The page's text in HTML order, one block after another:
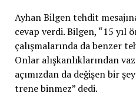
Ayhan Bilgen tehdit
cevap verdi. Bilgen, “15 yıl
çalışmalarında da benzer
Onlar alışkanlıklarından
açımızdan da değişen bir
trene binmez” dedi.